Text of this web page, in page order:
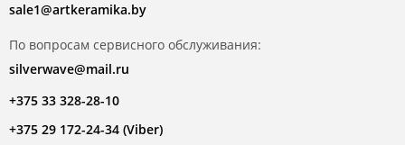
sale1@artkeramika.by
По вопросам сервисного обслуживания:
silverwave@mail.ru
+375 33 328-28-10
+375 29 172-24-34 (Viber)